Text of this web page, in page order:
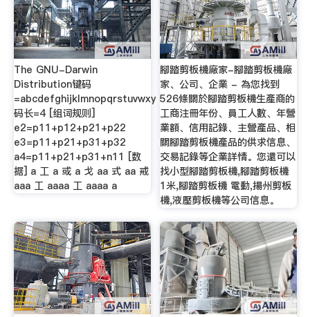
The GNU-Darwin
Distribution键码
=abcdefghijklmnopqrstuvwxy
码长=4 [组词规则]
e2=p11+p12+p21+p22
e3=p11+p21+p31+p32
a4=p11+p21+p31+n11 [数
据] a 工 a 或 a 戈 aa 式 aa 戒
aaa 工 aaaa 工 aaaa a
腳踏剪板機廠家-腳踏剪板機廠
家、公司、企業 - 為您找到
526條關於腳踏剪板機生產商的
工商注冊年份、員工人數、年營
業額、信用記錄、主營產品、相
關腳踏剪板機產品的供求信息、
交易記錄等企業詳情。您還可以
找小型腳踏剪板機,腳踏剪板機
1米,腳踏剪板機 電動,揚州剪板
機,液壓剪板機等公司信息。